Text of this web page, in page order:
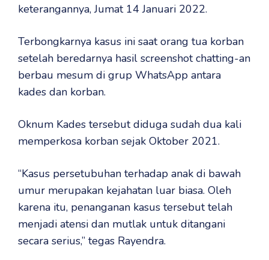
keterangannya, Jumat 14 Januari 2022.
Terbongkarnya kasus ini saat orang tua korban
setelah beredarnya hasil screenshot chatting-an
berbau mesum di grup WhatsApp antara
kades dan korban.
Oknum Kades tersebut diduga sudah dua kali
memperkosa korban sejak Oktober 2021.
“Kasus persetubuhan terhadap anak di bawah
umur merupakan kejahatan luar biasa. Oleh
karena itu, penanganan kasus tersebut telah
menjadi atensi dan mutlak untuk ditangani
secara serius,” tegas Rayendra.